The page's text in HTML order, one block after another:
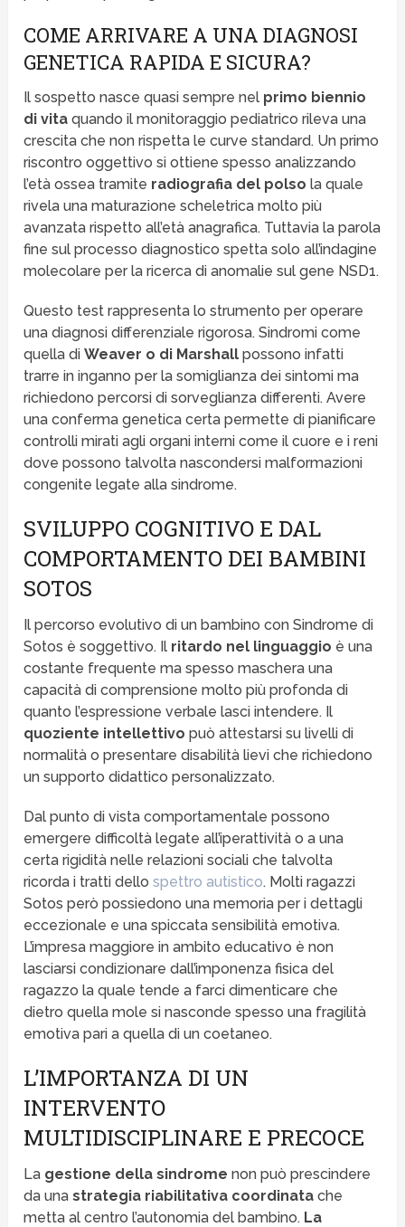
COME ARRIVARE A UNA DIAGNOSI
GENETICA RAPIDA E SICURA?
Il sospetto nasce quasi sempre nel primo biennio
di vita quando il monitoraggio pediatrico rileva una
crescita che non rispetta le curve standard. Un primo
riscontro oggettivo si ottiene spesso analizzando
l’età ossea tramite radiografia del polso la quale
rivela una maturazione scheletrica molto più
avanzata rispetto all’età anagrafica. Tuttavia la parola
fine sul processo diagnostico spetta solo all’indagine
molecolare per la ricerca di anomalie sul gene NSD1.
Questo test rappresenta lo strumento per operare
una diagnosi differenziale rigorosa. Sindromi come
quella diWeaver o di Marshall possono infatti
trarre in inganno per la somiglianza dei sintomi ma
richiedono percorsi di sorveglianza differenti. Avere
una conferma genetica certa permette di pianificare
controlli mirati agli organi interni come il cuore e i reni
dove possono talvolta nascondersi malformazioni
congenite legate alla sindrome.
SVILUPPO COGNITIVO E DAL
COMPORTAMENTO DEI BAMBINI
SOTOS
Il percorso evolutivo di un bambino con Sindrome di
Sotos è soggettivo. Il ritardo nel linguaggio è una
costante frequente ma spesso maschera una
capacità di comprensione molto più profonda di
quanto l’espressione verbale lasci intendere. Il
quoziente intellettivo può attestarsi su livelli di
normalità o presentare disabilità lievi che richiedono
un supporto didattico personalizzato.
Dal punto di vista comportamentale possono
emergere difficoltà legate all’iperattività o a una
certa rigidità nelle relazioni sociali che talvolta
ricorda i tratti dellospettro autistico. Molti ragazzi
Sotos però possiedono una memoria per i dettagli
eccezionale e una spiccata sensibilità emotiva.
L’impresa maggiore in ambito educativo è non
lasciarsi condizionare dall’imponenza fisica del
ragazzo la quale tende a farci dimenticare che
dietro quella mole si nasconde spesso una fragilità
emotiva pari a quella di un coetaneo.
L’IMPORTANZA DI UN
INTERVENTO
MULTIDISCIPLINARE E PRECOCE
La gestione della sindrome non può prescindere
da unastrategia riabilitativa coordinata che
metta al centro l’autonomia del bambino. La